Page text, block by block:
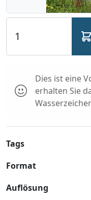
Dies ist eine
erhalten Sie
Tags
Format
Auflösung